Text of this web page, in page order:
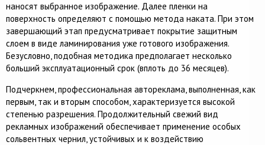
наносят выбранное изображение. Далее пленки на
поверхность определяют с помощью метода наката. При этом
завершающий этап предусматривает покрытие защитным
слоем в виде ламинирования уже готового изображения.
Безусловно, подобная методика предполагает несколько
больший эксплуатационный срок (вплоть до 36 месяцев).
Подчеркнем, профессиональная автореклама, выполненная, как
первым, так и вторым способом, характеризуется высокой
степенью разрешения. Продолжительный свежий вид
рекламных изображений обеспечивает применение особых
сольвентных чернил, устойчивых и к воздействию